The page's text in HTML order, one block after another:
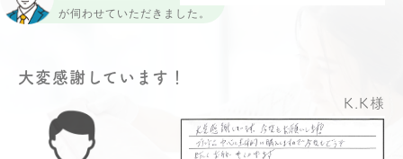
が伺わせていただきました。
大変感謝しています！
K.K様